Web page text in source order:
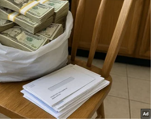
về nông thôn, chương trình
để đưa hàng hóa đến tay mọi
cả ổn định.